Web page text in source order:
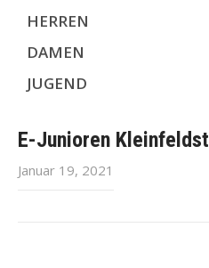
HERREN
DAMEN
JUGEND
E-Junioren
Januar 19, 2021